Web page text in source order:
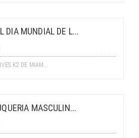
DIA MUNDIAL DE L...
K2 DE MIAM...
MASCULIN...